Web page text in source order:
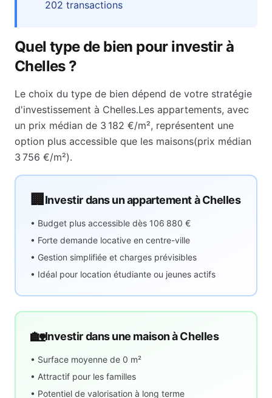
202 transactions
Quel type de bien pour investir à
Chelles?
Le choix du type de bien dépend de votre stratégie
d'investissement à Chelles.Les appartements, avec
un prix médian de 3 182 €/m², représentent une
option plus accessible que les maisons(prix médian
3 756 €/m²).
🏢 Investir dans un appartement àChelles
• Budget plus accessible dès 106 880 €
• Forte demande locative en centre-ville
• Gestion simplifiée et charges prévisibles
• Idéal pour location étudiante ou jeunes actifs
🏡Investir dans une maison àChelles
• Surface moyenne de 0 m²
• Attractif pour les familles
• Potentiel de valorisation à long terme